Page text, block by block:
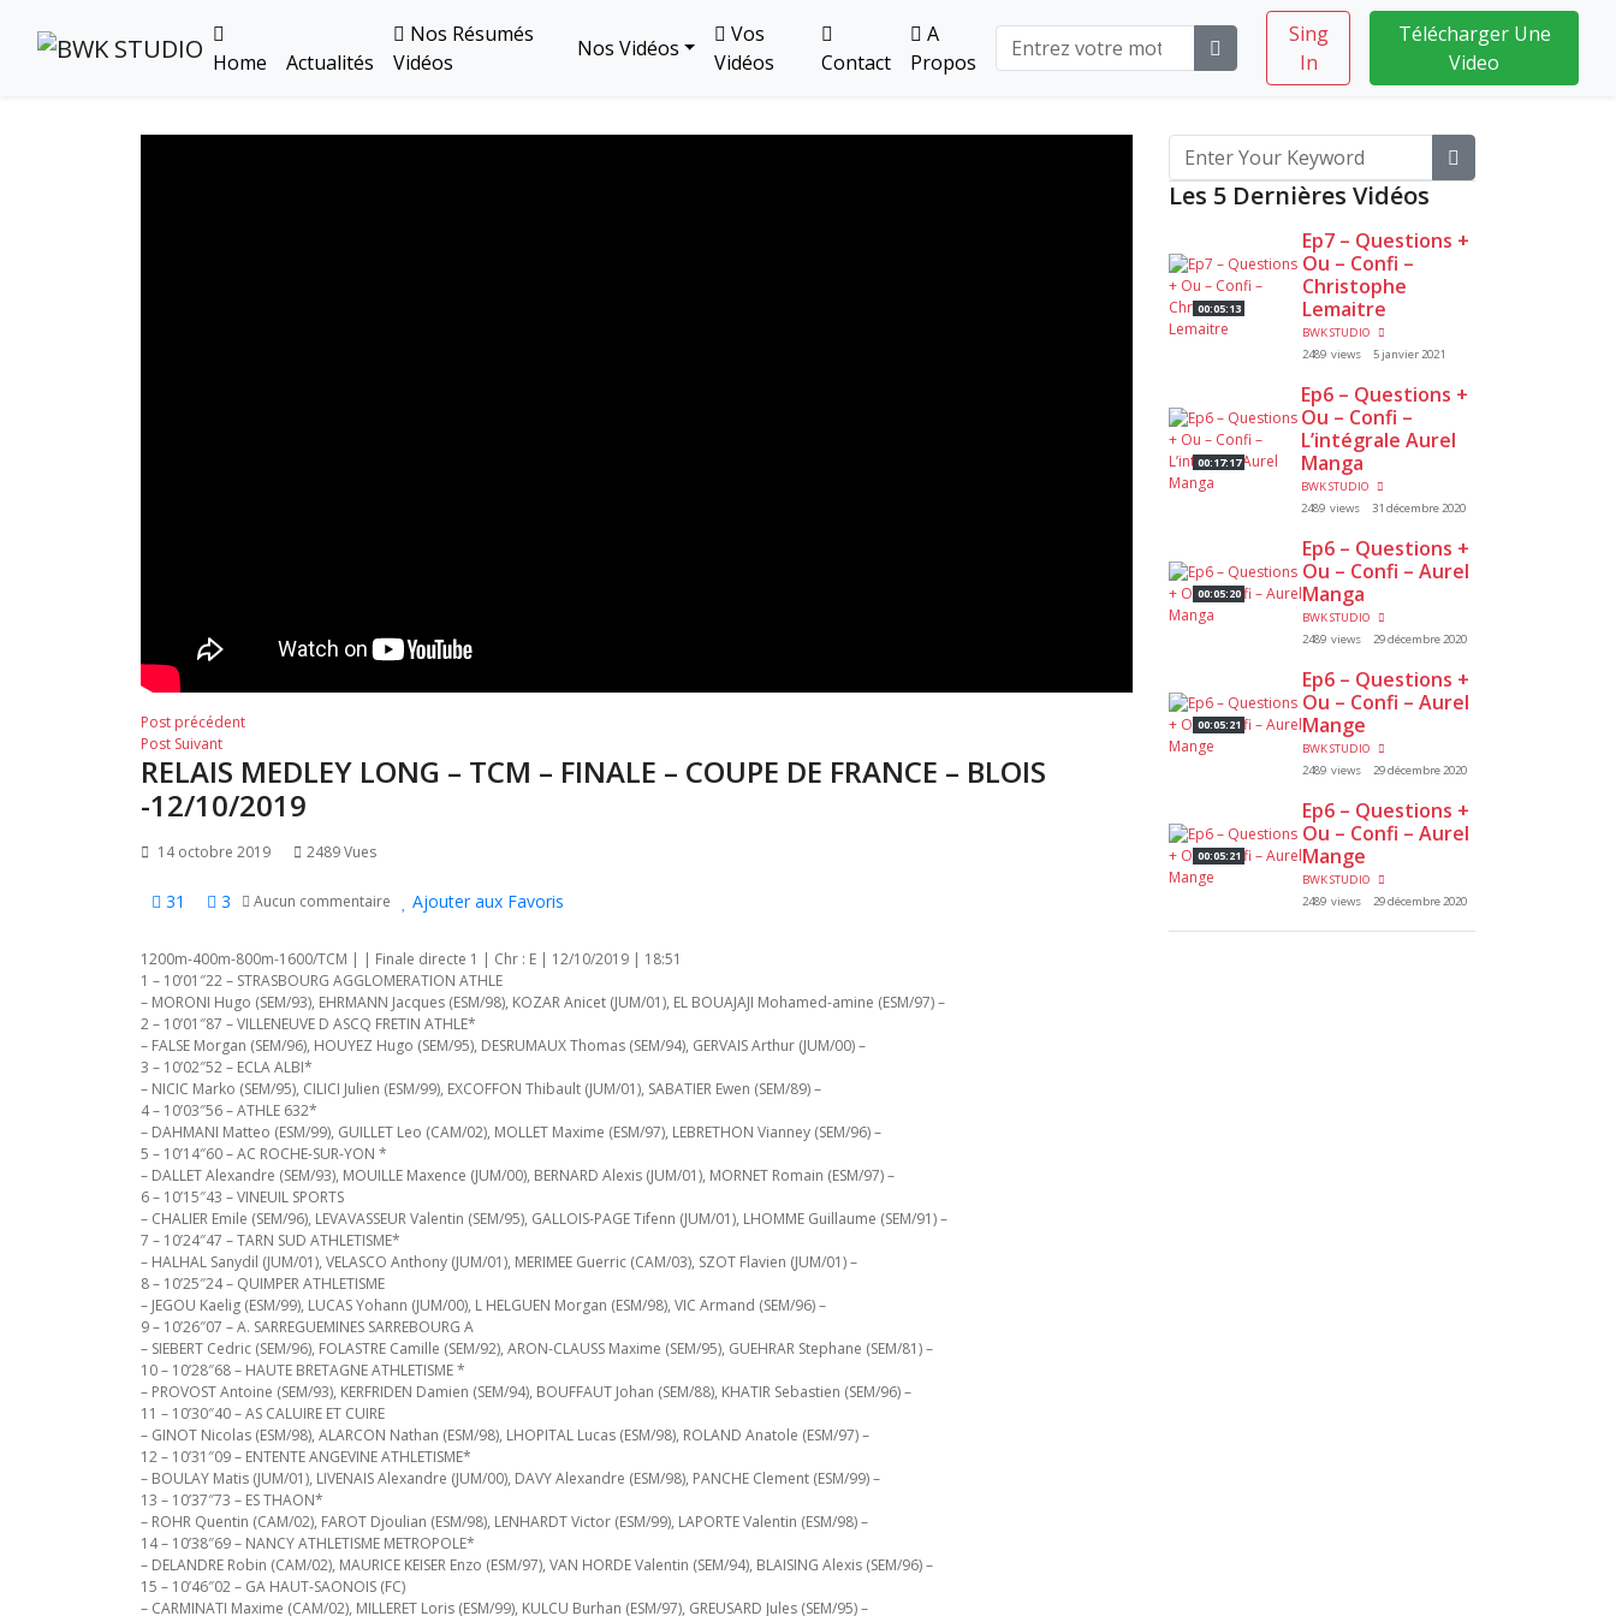
Home Actualités
Nos Résumés
Vidéos
Nos Vidéos
Vos
Vidéos
Contact
A
Propos
Sing
In
Télécharger Une
Video
Navigation
de
l’article
Post précédentPost
Post SuivantPost
suivant:
RELAIS MEDLEY LONG – TCM – FINALE – COUPE DE FRANCE – BLOIS
-12/10/2019
14 octobre 2019 2489 Vues
31 3 Aucun commentaire Ajouter aux Favoris
1200m-400m-800m-1600/TCM | | Finale directe 1 | Chr : E | 12/10/2019 | 18:51
1 – 10’01″22 – STRASBOURG AGGLOMERATION ATHLE
– MORONI Hugo (SEM/93), EHRMANN Jacques (ESM/98), KOZAR Anicet (JUM/01), EL BOUAJAJI Mohamed-amine (ESM/97) –
2 – 10’01″87 – VILLENEUVE D ASCQ FRETIN ATHLE*
– FALSE Morgan (SEM/96), HOUYEZ Hugo (SEM/95), DESRUMAUX Thomas (SEM/94), GERVAIS Arthur (JUM/00) –
3 – 10’02″52 – ECLA ALBI*
– NICIC Marko (SEM/95), CILICI Julien (ESM/99), EXCOFFON Thibault (JUM/01), SABATIER Ewen (SEM/89) –
4 – 10’03″56 – ATHLE 632*
– DAHMANI Matteo (ESM/99), GUILLET Leo (CAM/02), MOLLET Maxime (ESM/97), LEBRETHON Vianney (SEM/96) –
5 – 10’14″60 – AC ROCHE-SUR-YON *
– DALLET Alexandre (SEM/93), MOUILLE Maxence (JUM/00), BERNARD Alexis (JUM/01), MORNET Romain (ESM/97) –
6 – 10’15″43 – VINEUIL SPORTS
– CHALIER Emile (SEM/96), LEVAVASSEUR Valentin (SEM/95), GALLOIS-PAGE Tifenn (JUM/01), LHOMME Guillaume (SEM/91) –
7 – 10’24″47 – TARN SUD ATHLETISME*
– HALHAL Sanydil (JUM/01), VELASCO Anthony (JUM/01), MERIMEE Guerric (CAM/03), SZOT Flavien (JUM/01) –
8 – 10’25″24 – QUIMPER ATHLETISME
– JEGOU Kaelig (ESM/99), LUCAS Yohann (JUM/00), L HELGUEN Morgan (ESM/98), VIC Armand (SEM/96) –
9 – 10’26″07 – A. SARREGUEMINES SARREBOURG A
– SIEBERT Cedric (SEM/96), FOLASTRE Camille (SEM/92), ARON-CLAUSS Maxime (SEM/95), GUEHRAR Stephane (SEM/81) –
10 – 10’28″68 – HAUTE BRETAGNE ATHLETISME *
– PROVOST Antoine (SEM/93), KERFRIDEN Damien (SEM/94), BOUFFAUT Johan (SEM/88), KHATIR Sebastien (SEM/96) –
11 – 10’30″40 – AS CALUIRE ET CUIRE
– GINOT Nicolas (ESM/98), ALARCON Nathan (ESM/98), LHOPITAL Lucas (ESM/98), ROLAND Anatole (ESM/97) –
12 – 10’31″09 – ENTENTE ANGEVINE ATHLETISME*
– BOULAY Matis (JUM/01), LIVENAIS Alexandre (JUM/00), DAVY Alexandre (ESM/98), PANCHE Clement (ESM/99) –
13 – 10’37″73 – ES THAON*
– ROHR Quentin (CAM/02), FAROT Djoulian (ESM/98), LENHARDT Victor (ESM/99), LAPORTE Valentin (ESM/98) –
14 – 10’38″69 – NANCY ATHLETISME METROPOLE*
– DELANDRE Robin (CAM/02), MAURICE KEISER Enzo (ESM/97), VAN HORDE Valentin (SEM/94), BLAISING Alexis (SEM/96) –
15 – 10’46″02 – GA HAUT-SAONOIS (FC)
– CARMINATI Maxime (CAM/02), MILLERET Loris (ESM/99), KULCU Burhan (ESM/97), GREUSARD Jules (SEM/95) –
Les 5 Dernières Vidéos
00:05:13
Ep7 – Questions +
Ou – Confi –
Christophe
Lemaitre
BWK STUDIO
2489 views
5 janvier 2021
00:17:17
Ep6 – Questions +
Ou – Confi –
L’intégrale Aurel
Manga
BWK STUDIO
2489 views
31 décembre 2020
00:05:20
Ep6 – Questions +
Ou – Confi – Aurel
Manga
BWK STUDIO
2489 views
29 décembre 2020
00:05:21
Ep6 – Questions +
Ou – Confi – Aurel
Mange
BWK STUDIO
2489 views
29 décembre 2020
00:05:21
Ep6 – Questions +
Ou – Confi – Aurel
Mange
BWK STUDIO
2489 views
29 décembre 2020